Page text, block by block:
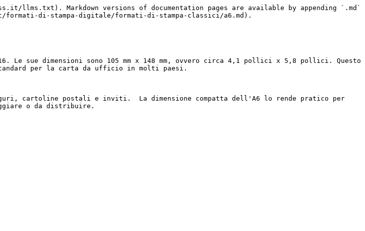
Markdown versions of documentation pages are available by appending `.md`
di-stampa-digitale/formati-di-stampa-classici/a6.md).
sue dimensioni sono 105 mm x 148 mm, ovvero circa 4,1 pollici x 5,8 pollici. Questo
per la carta da ufficio in molti paesi.
cartoline postali e inviti.  La dimensione compatta dell'A6 lo rende pratico per
o da distribuire.